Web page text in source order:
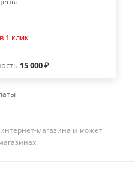
1 клик
15 000 ₽
магазина и может